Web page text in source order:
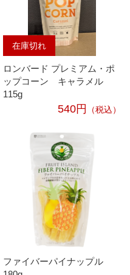
在庫切れ
ロンバード プレミアム・ポ
ップコーン キャラメル
115g
540円 （税込）
ファイバーパイナップル